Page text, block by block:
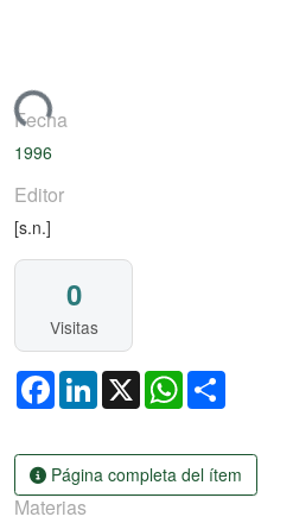
Fecha
1996
Editor
[s.n.]
0
Visitas
FacebookLinkedIn
X WhatsApp
Página completa del ítem
Materias